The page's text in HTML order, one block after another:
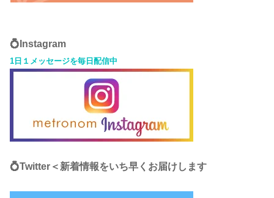
💍Instagram
1日１メッセージを毎日配信中
💍Twitter＜新着情報をいち早くお届けします